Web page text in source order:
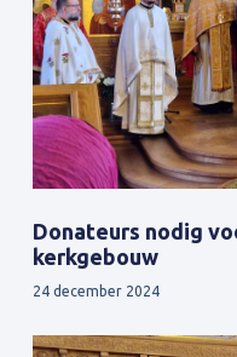
Donateurs nodig
kerkgebouw
24 december 2024